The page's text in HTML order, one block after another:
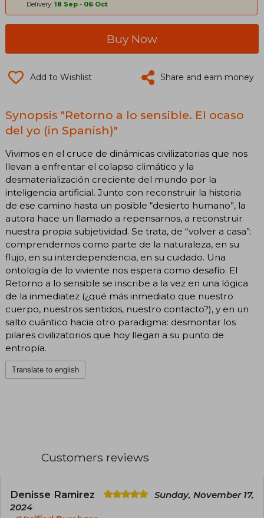
Delivery: 18 Sep - 06 Oct
Buy Now
Add to Wishlist Share and earn money
Synopsis "Retorno a lo sensible. El ocaso
del yo (in Spanish)"
Vivimos en el cruce de dinámicas civilizatorias que nos
llevan a enfrentar el colapso climático y la
desmaterialización creciente del mundo por la
inteligencia artificial. Junto con reconstruir la historia
de ese camino hasta un posible “desierto humano”, la
autora hace un llamado a repensarnos, a reconstruir
nuestra propia subjetividad. Se trata, de “volver a casa”:
comprendernos como parte de la naturaleza, en su
flujo, en su interdependencia, en su cuidado. Una
ontología de lo viviente nos espera como desafío. El
Retorno a lo sensible se inscribe a la vez en una lógica
de la inmediatez (¿qué más inmediato que nuestro
cuerpo, nuestros sentidos, nuestro contacto?), y en un
salto cuántico hacia otro paradigma: desmontar los
pilares civilizatorios que hoy llegan a su punto de
entropía.
Translate to english
Customers reviews
Denisse Ramirez
Sunday, November 17,
2024